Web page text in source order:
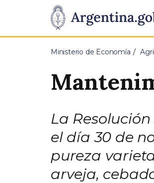
Presidencia
de
Pasar al contenido principal
Ministerio de Economía
La
el día 30 de
pureza
arveja,